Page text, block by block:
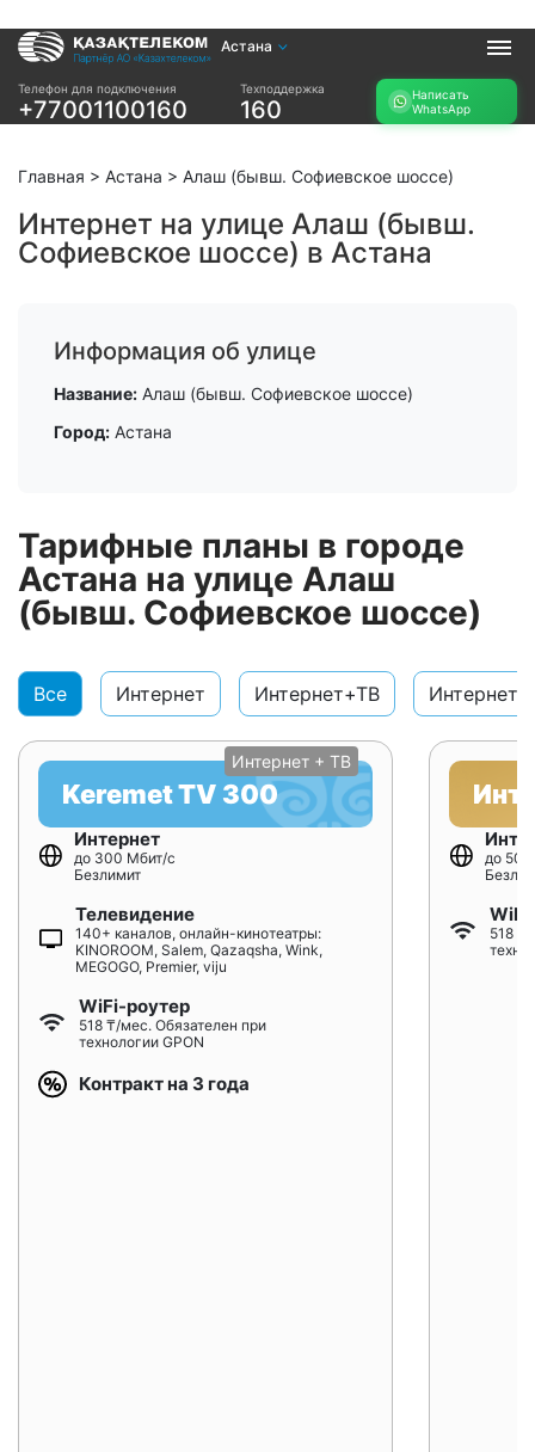
Астана
Телефон для подключения
+77001100160
Техподдержка
160
Написать
WhatsApp
Услуги
Интернет и ТВ в
Интернет и ТВ в
Интернет в офис
Прочее
возможность
названию ЖК
подбор тарифа
Подключиться к
Главная > Астана > Алаш (бывш. Софиевское шоссе)
Интернет на улице Алаш (бывш.
Софиевское шоссе) в Астана
Информация об улице
Название: Алаш (бывш. Софиевское шоссе)
Город: Астана
Тарифные планы в городе
Астана на улице Алаш
(бывш. Софиевское шоссе)
Все Интернет Интернет+ТВ
Интернет + ТВ
Keremet TV 300
Интернет
до 300 Мбит/с
Безлимит
Телевидение
140+ каналов, онлайн-кинотеатры:
KINOROOM, Salem, Qazaqsha, Wink,
MEGOGO, Premier, viju
WiFi-роутер
518 ₸/мес. Обязателен при
технологии GPON
Контракт на 3 года
до
518